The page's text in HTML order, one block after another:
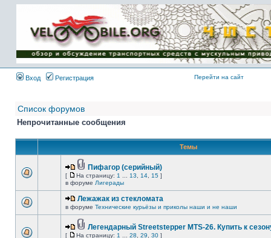
Имя пользователя:
Пароль:
{ LOG_ME_IN_SHORT
}
Вход
Регистрация Перейти на сайт
Список форумов
Непрочитанные сообщения
Темы
Пифагор (серийный)
[ На страницу: 1 13 14 15 ]
в форуме Лигерады
Лежажак из стекломата
в форуме Технические курьёзы и приколы наши и не наши
Легендарный Streetstepper MTS-26. Купить к
[ На страницу: 1 28 29 30 ]